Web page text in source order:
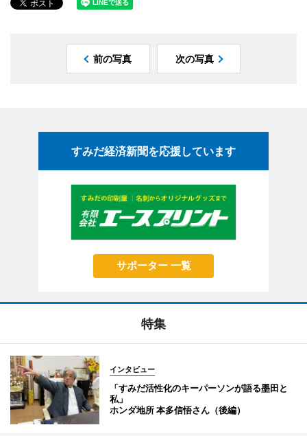
前の写真 次の写真
すみだ経済新聞を応援しています
サポーター 一覧
特集
インタビュー
「すみだ活性化のキーパーソンが語る墨田と
私」
ホンダ地所 本多信悟さん（後編）